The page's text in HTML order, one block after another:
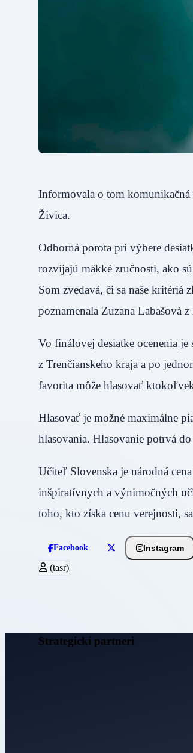
Informovala o tom
Živica.
Odborná porota pri výbere
rozvíjajú mäkké zručnosti, ako
Som zvedavá, či sa naše
poznamenala Zuzana Labašová
Vo finálovej desiatke ocenenia
z Trenčianskeho kraja a po
favorita môže hlasovať
Hlasovať je možné maximálne
hlasovania. Hlasovanie potrvá
Učiteľ Slovenska je národná
inšpiratívnych a výnimočných
toho, kto získa cenu verejnosti,
Facebook Instagram
(tasr)
Strategickí partneri